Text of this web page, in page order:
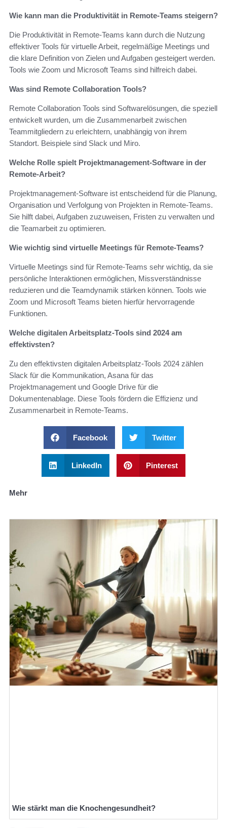
Wie kann man die Produktivität in Remote-Teams steigern?
Die Produktivität in Remote-Teams kann durch die Nutzung
effektiver Tools für virtuelle Arbeit, regelmäßige Meetings und
die klare Definition von Zielen und Aufgaben gesteigert werden.
Tools wie Zoom und Microsoft Teams sind hilfreich dabei.
Was sind Remote Collaboration Tools?
Remote Collaboration Tools sind Softwarelösungen, die speziell
entwickelt wurden, um die Zusammenarbeit zwischen
Teammitgliedern zu erleichtern, unabhängig von ihrem
Standort. Beispiele sind Slack und Miro.
Welche Rolle spielt Projektmanagement-Software in der
Remote-Arbeit?
Projektmanagement-Software ist entscheidend für die Planung,
Organisation und Verfolgung von Projekten in Remote-Teams.
Sie hilft dabei, Aufgaben zuzuweisen, Fristen zu verwalten und
die Teamarbeit zu optimieren.
Wie wichtig sind virtuelle Meetings für Remote-Teams?
Virtuelle Meetings sind für Remote-Teams sehr wichtig, da sie
persönliche Interaktionen ermöglichen, Missverständnisse
reduzieren und die Teamdynamik stärken können. Tools wie
Zoom und Microsoft Teams bieten hierfür hervorragende
Funktionen.
Welche digitalen Arbeitsplatz-Tools sind 2024 am
effektivsten?
Zu den effektivsten digitalen Arbeitsplatz-Tools 2024 zählen
Slack für die Kommunikation, Asana für das
Projektmanagement und Google Drive für die
Dokumentenablage. Diese Tools fördern die Effizienz und
Zusammenarbeit in Remote-Teams.
Facebook Twitter
LinkedIn Pinterest
Mehr
Wie stärkt man die Knochengesundheit?